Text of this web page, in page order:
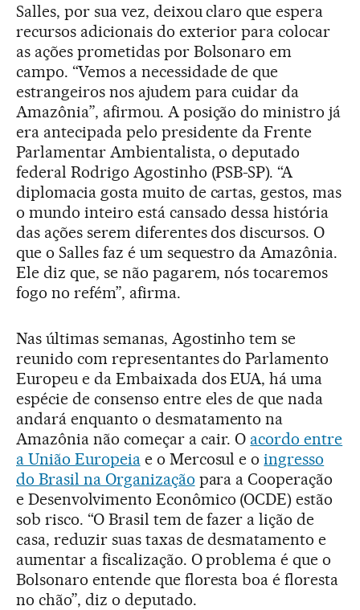
Salles, por sua vez, deixou claro que espera
recursos adicionais do exterior para colocar
as ações prometidas por Bolsonaro em
campo. “Vemos a necessidade de que
estrangeiros nos ajudem para cuidar da
Amazônia”, afirmou. A posição do ministro já
era antecipada pelo presidente da Frente
Parlamentar Ambientalista, o deputado
federal Rodrigo Agostinho (PSB-SP). “A
diplomacia gosta muito de cartas, gestos, mas
o mundo inteiro está cansado dessa história
das ações serem diferentes dos discursos. O
que o Salles faz é um sequestro da Amazônia.
Ele diz que, se não pagarem, nós tocaremos
fogo no refém”, afirma.
Nas últimas semanas, Agostinho tem se
reunido com representantes do Parlamento
Europeu e da Embaixada dos EUA, há uma
espécie de consenso entre eles de que nada
andará enquanto o desmatamento na
Amazônia não começar a cair. O acordo entre
a União Europeiae o Mercosul e oingresso
do Brasil na Organização para a Cooperação
e Desenvolvimento Econômico (OCDE) estão
sob risco. “O Brasil tem de fazer a lição de
casa, reduzir suas taxas de desmatamento e
aumentar a fiscalização. O problema é que o
Bolsonaro entende que floresta boa é floresta
no chão”, diz o deputado.